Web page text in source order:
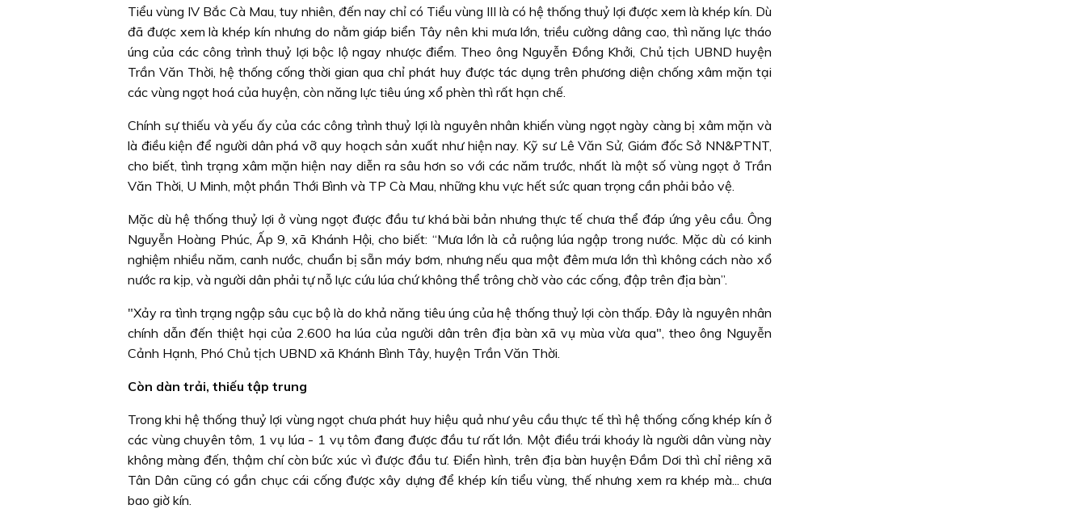
Tiểu vùng IV Bắc Cà Mau, tuy nhiên, đến nay chỉ có Tiểu vùng III là có hệ thống thuỷ lợi được xem là khép kín. Dù
đã được xem là khép kín nhưng do nằm giáp biển Tây nên khi mưa lớn, triều cường dâng cao, thì năng lực tháo
úng của các công trình thuỷ lợi bộc lộ ngay nhược điểm. Theo ông Nguyễn Ðồng Khởi, Chủ tịch UBND huyện
Trần Văn Thời, hệ thống cống thời gian qua chỉ phát huy được tác dụng trên phương diện chống xâm mặn tại
các vùng ngọt hoá của huyện, còn năng lực tiêu úng xổ phèn thì rất hạn chế.
Chính sự thiếu và yếu ấy của các công trình thuỷ lợi là nguyên nhân khiến vùng ngọt ngày càng bị xâm mặn và
là điều kiện để người dân phá vỡ quy hoạch sản xuất như hiện nay. Kỹ sư Lê Văn Sử, Giám đốc Sở NN&PTNT,
cho biết, tình trạng xâm mặn hiện nay diễn ra sâu hơn so với các năm trước, nhất là một số vùng ngọt ở Trần
Văn Thời, U Minh, một phần Thới Bình và TP Cà Mau, những khu vực hết sức quan trọng cần phải bảo vệ.
Mặc dù hệ thống thuỷ lợi ở vùng ngọt được đầu tư khá bài bản nhưng thực tế chưa thể đáp ứng yêu cầu. Ông
Nguyễn Hoàng Phúc, Ấp 9, xã Khánh Hội, cho biết: “Mưa lớn là cả ruộng lúa ngập trong nước. Mặc dù có kinh
nghiệm nhiều năm, canh nước, chuẩn bị sẵn máy bơm, nhưng nếu qua một đêm mưa lớn thì không cách nào xổ
nước ra kịp, và người dân phải tự nỗ lực cứu lúa chứ không thể trông chờ vào các cống, đập trên địa bàn”.
"Xảy ra tình trạng ngập sâu cục bộ là do khả năng tiêu úng của hệ thống thuỷ lợi còn thấp. Ðây là nguyên nhân
chính dẫn đến thiệt hại của 2.600 ha lúa của người dân trên địa bàn xã vụ mùa vừa qua", theo ông Nguyễn
Cảnh Hạnh, Phó Chủ tịch UBND xã Khánh Bình Tây, huyện Trần Văn Thời.
Còn dàn trải, thiếu tập trung
Trong khi hệ thống thuỷ lợi vùng ngọt chưa phát huy hiệu quả như yêu cầu thực tế thì hệ thống cống khép kín ở
các vùng chuyên tôm, 1 vụ lúa - 1 vụ tôm đang được đầu tư rất lớn. Một điều trái khoáy là người dân vùng này
không màng đến, thậm chí còn bức xúc vì được đầu tư. Ðiển hình, trên địa bàn huyện Ðầm Dơi thì chỉ riêng xã
Tân Dân cũng có gần chục cái cống được xây dựng để khép kín tiểu vùng, thế nhưng xem ra khép mà... chưa
bao giờ kín.